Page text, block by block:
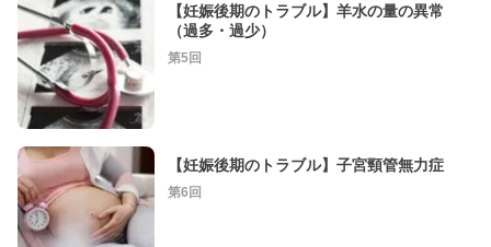
【妊娠後期のトラブル】羊水の量の異常
（過多・過少）
第5回
【妊娠後期のトラブル】子宮頸管無力症
第6回